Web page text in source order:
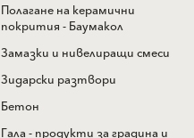
Полагане на керамични
покрития - Баумакол
Замазки и нивелиращи смеси
Зидарски разтвори
Бетон
Гала - продукти за градина и